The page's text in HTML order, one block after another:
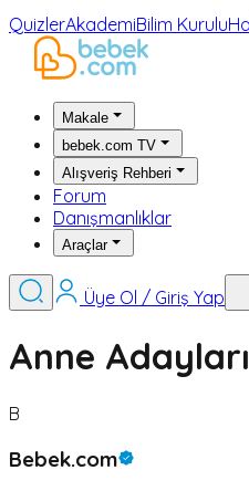
QuizlerAkademiBilim Kurulu
Makale
bebek.com TV
Alışveriş Rehberi
Forum
Danışmanlıklar
Araçlar
Üye Ol / Giriş Yap
Anne
B
Bebek.com